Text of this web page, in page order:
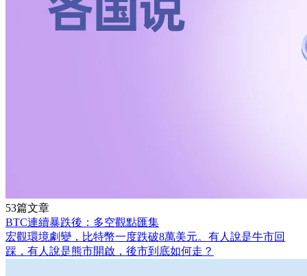
53篇文章
BTC連續暴跌後：多空觀點匯集
宏觀環境劇變，比特幣一度跌破8萬美元。有人說是牛市回
踩，有人說是熊市開啟，後市到底如何走？